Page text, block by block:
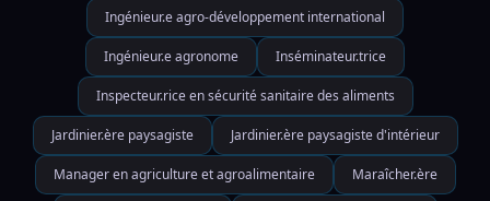
Ingénieur.e agro-développement international
Ingénieur.e agronome Inséminateur.trice
Inspecteur.rice en sécurité sanitaire des aliments
Jardinier.ère paysagiste Jardinier.ère paysagiste d'intérieur
Manager en agriculture et agroalimentaire Maraîcher.ère